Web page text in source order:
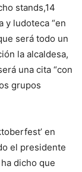
stands,14
y ludoteca “en
será todo un
la alcaldesa,
una cita “con
grupos
en
el presidente
dicho que